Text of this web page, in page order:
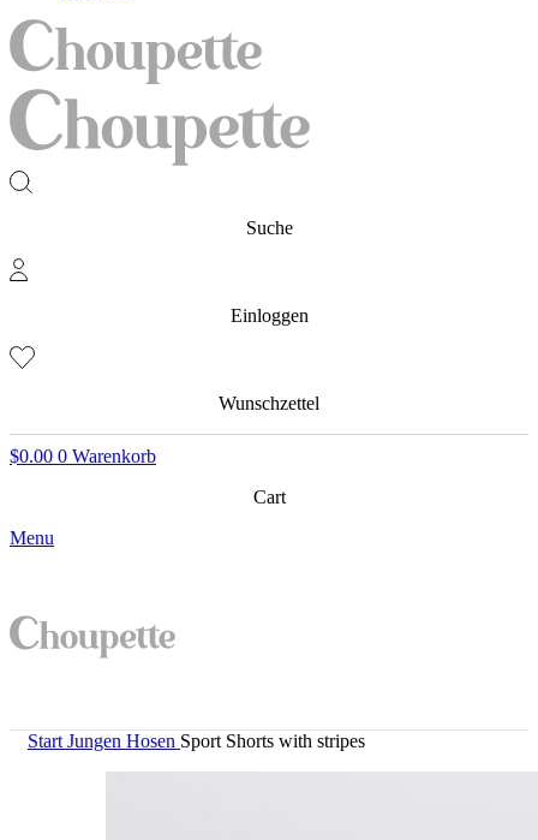
Suche
Einloggen
Wunschzettel
$0.00 0 Warenkorb
Cart
Menu
Start Jungen Hosen Sport Shorts with stripes